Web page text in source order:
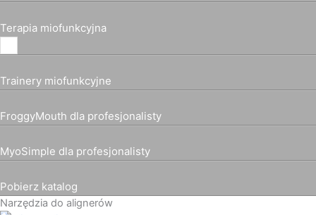
Terapia miofunkcyjna
Trainery miofunkcyjne
FroggyMouth dla profesjonalisty
MyoSimple dla profesjonalisty
Pobierz katalog
Narzędzia do alignerów